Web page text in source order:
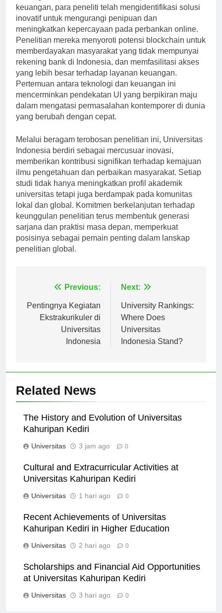
meningkatkan keamanan dan transparansi transaksi
keuangan, para peneliti telah mengidentifikasi solusi
inovatif untuk mengurangi penipuan dan
meningkatkan kepercayaan pada perbankan online.
Penelitian mereka menyoroti potensi blockchain untuk
memberdayakan masyarakat yang tidak mempunyai
rekening bank di Indonesia, dan memfasilitasi akses
yang lebih besar terhadap layanan keuangan.
Pertemuan antara teknologi dan keuangan ini
mencerminkan pendekatan UI yang berpikiran maju
dalam mengatasi permasalahan kontemporer di dunia
Melalui beragam terobosan penelitian ini, Universitas
Indonesia berdiri sebagai mercusuar inovasi,
memberikan kontribusi signifikan terhadap kemajuan
ilmu pengetahuan dan perbaikan masyarakat. Setiap
studi tidak hanya meningkatkan profil akademik
universitas tetapi juga berdampak pada komunitas
lokal dan global. Komitmen berkelanjutan terhadap
keunggulan penelitian terus membentuk generasi
sarjana dan praktisi masa depan, memperkuat
posisinya sebagai pemain penting dalam lanskap
pos
Pentingnya Kegiatan
Ekstrakurikuler di
Universitas
University Rankings:
Where Does
Universitas
Related News
The History and Evolution of Universitas
Cultural and Extracurricular Activities at
Recent Achievements of Universitas
Scholarships and Financial Aid Opportunities